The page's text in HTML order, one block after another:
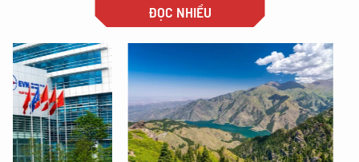
ĐỌC NHIỀU